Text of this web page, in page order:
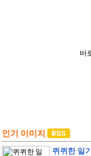
바
인기 이미지
퀴퀴한 일